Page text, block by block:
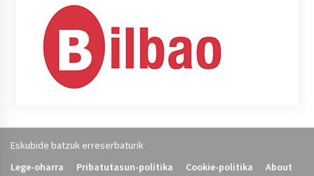
Eskubide batzuk erreserbaturik
Lege-oharra
Pribatutasun-politika Cookie-politika About